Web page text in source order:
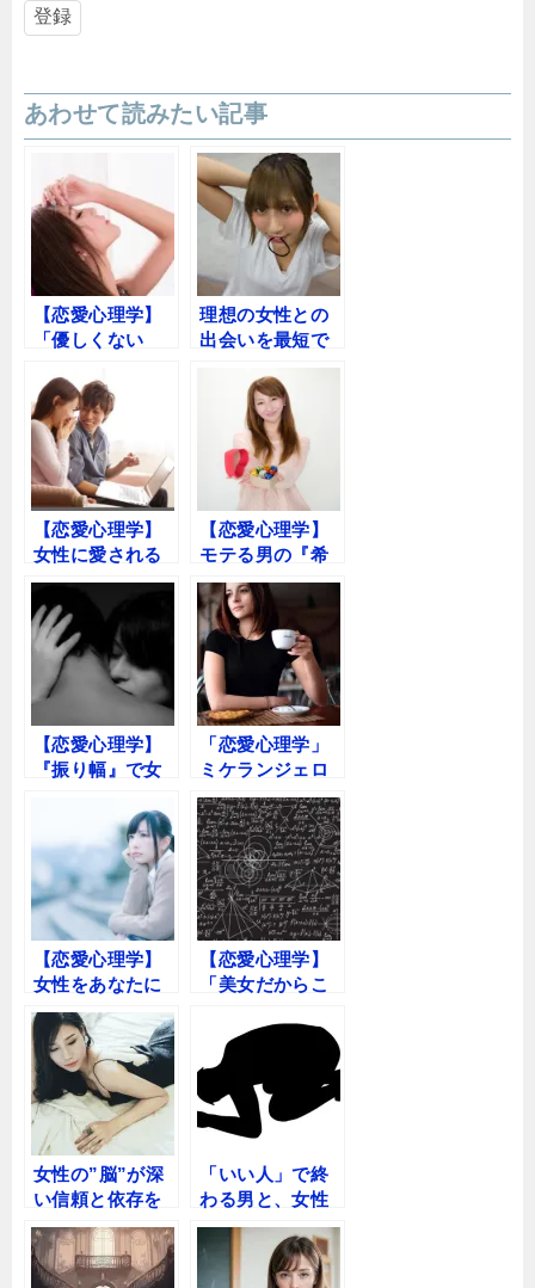
あわせて読みたい記事
【恋愛心理学】
「優しくない
にモテる
理想の女性との
出会いを最短で
引き寄せる”効率
を極めた”「マッ
チング戦略」
【恋愛心理学】
女性に愛される
男だけが知る”女
性の隠された心
理”
【恋愛心理学】
モテる男の『希
少性』の演出
【恋愛心理学】
『振り幅』で女
「恋愛心理学」
ミケランジェロ
現象で女を落と
す秘密とは
【恋愛心理学】
女性をあなたに
『依存』させる
方法
【恋愛心理学】
「美女だからこ
の恋愛方程式と
は？…
女性の”脳”が深
い信頼と依存を
構築するインセ
ンティブ・コミ
ュニケーション
「いい人」で終
わる男と、女性
の心を奪う男の
決定的な違い